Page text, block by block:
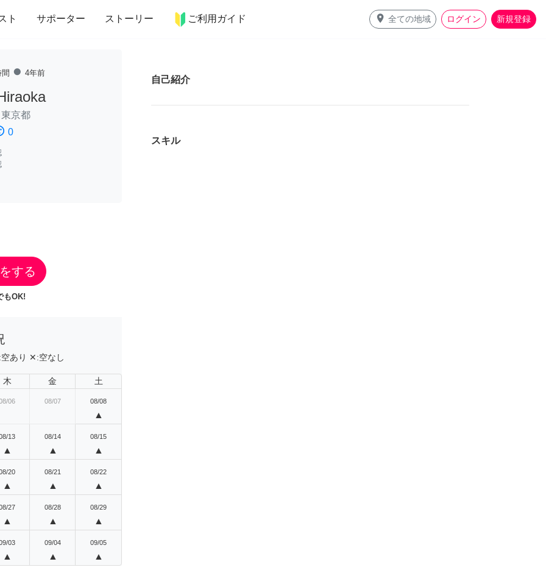
ト サポーター ストーリー ご利用ガイド place 全ての地域 ログイン 新規登録
インテリア 趣味・習い事 ペット 料理
fiber_manual_record 4年前
東京都
0
する
もOK!
空あり ✕:空なし
木 金 土
06 08/07 08/08
▲
13
▲
08/14
▲
08/15
▲
20
▲
08/21
▲
08/22
▲
27
▲
08/28
▲
08/29
▲
03
▲
09/04
▲
09/05
▲
自己紹介
スキル